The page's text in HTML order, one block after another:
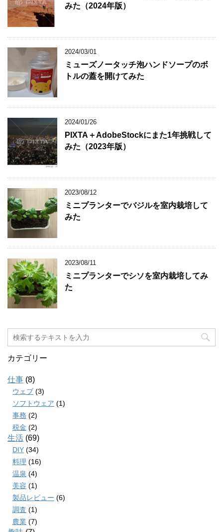
みた（2024年版）
2024/03/01
ミューズノータッチ泡ハンドソープのボ
トルの蓋を開けてみた
2024/01/26
PIXTA＋AdobeStockにまた1年挑戦して
みた（2023年版）
2023/08/12
ミニプランターでバジルを室内栽培して
みた
2023/08/11
ミニプランターでシソを室内栽培してみ
た
カテゴリー
仕事 (8)
ウェブ (3)
ソフトウェア (1)
事務 (2)
税金 (2)
生活 (69)
DIY (34)
料理 (16)
温泉 (4)
美容 (1)
製品レビュー (6)
調査 (1)
農業 (7)